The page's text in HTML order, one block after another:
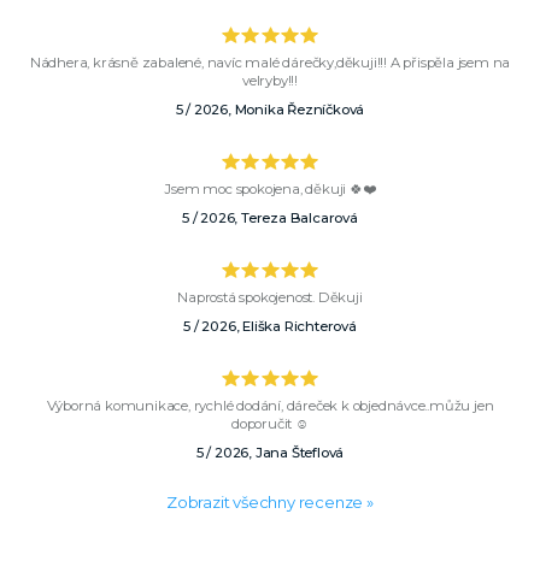
Nádhera, krásně zabalené, navíc malé dárečky,děkuji!!! A přispěla jsem na
velryby!!!
5 / 2026, Monika Řezníčková
Jsem moc spokojena, děkuji 🍀❤️
5 / 2026, Tereza Balcarová
Naprostá spokojenost. Děkuji
5 / 2026, Eliška Richterová
Výborná komunikace, rychlé dodání, dáreček k objednávce..můžu jen
doporučit ☺️
5 / 2026, Jana Šteflová
Zobrazit všechny recenze »